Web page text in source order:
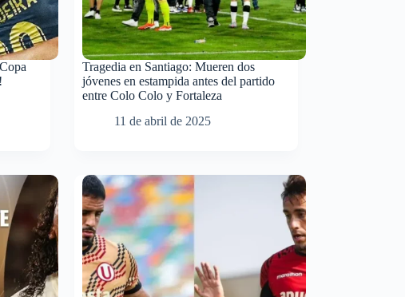
Tragedia en Santiago: Mueren dos
jóvenes en estampida antes del partido
entre Colo Colo y Fortaleza
11 de abril de 2025